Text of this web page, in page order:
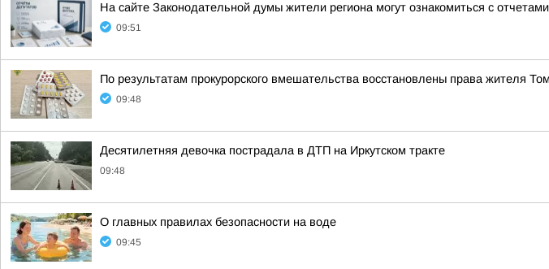
На сайте Законодательной думы жители региона могут ознакомиться с
09:51
По результатам прокурорского вмешательства восстановлены права жителя
09:48
Десятилетняя девочка пострадала в ДТП на Иркутском тракте
09:48
О главных правилах безопасности на воде
09:45